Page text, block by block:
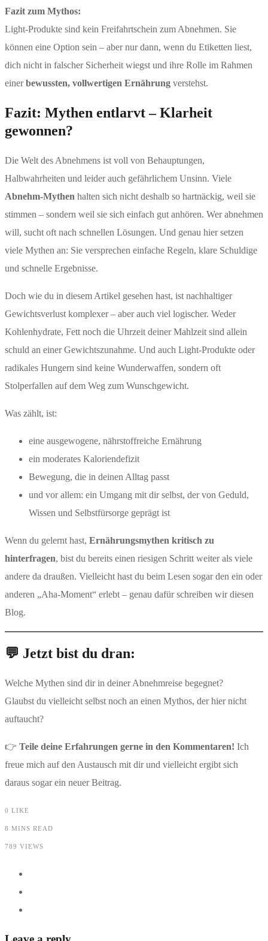
Fazit zum Mythos:
Light-Produkte sind kein Freifahrtschein zum Abnehmen. Sie
können eine Option sein – aber nur dann, wenn du Etiketten liest,
dich nicht in falscher Sicherheit wiegst und ihre Rolle im Rahmen
einerbewussten, vollwertigen Ernährung verstehst.
Fazit: Mythen entlarvt – Klarheit
gewonnen?
Die Welt des Abnehmens ist voll von Behauptungen,
Halbwahrheiten und leider auch gefährlichem Unsinn. Viele
Abnehm-Mythen halten sich nicht deshalb so hartnäckig, weil sie
stimmen – sondern weil sie sich einfach gut anhören. Wer abnehmen
will, sucht oft nach schnellen Lösungen. Und genau hier setzen
viele Mythen an: Sie versprechen einfache Regeln, klare Schuldige
und schnelle Ergebnisse.
Doch wie du in diesem Artikel gesehen hast, ist nachhaltiger
Gewichtsverlust komplexer – aber auch viel logischer. Weder
Kohlenhydrate, Fett noch die Uhrzeit deiner Mahlzeit sind allein
schuld an einer Gewichtszunahme. Und auch Light-Produkte oder
radikales Hungern sind keine Wunderwaffen, sondern oft
Stolperfallen auf dem Weg zum Wunschgewicht.
Was zählt, ist:
eine ausgewogene, nährstoffreiche Ernährung
ein moderates Kaloriendefizit
Bewegung, die in deinen Alltag passt
und vor allem: ein Umgang mit dir selbst, der von Geduld,
Wissen und Selbstfürsorge geprägt ist
Wenn du gelernt hast, Ernährungsmythen kritisch zu
hinterfragen, bist du bereits einen riesigen Schritt weiter als viele
andere da draußen. Vielleicht hast du beim Lesen sogar den ein oder
anderen „Aha-Moment“ erlebt – genau dafür schreiben wir diesen
Blog.
💬 Jetzt bist du dran:
Welche Mythen sind dir in deiner Abnehmreise begegnet?
Glaubst du vielleicht selbst noch an einen Mythos, der hier nicht
auftaucht?
👉 Teile deine Erfahrungen gerne in den Kommentaren! Ich
freue mich auf den Austausch mit dir und vielleicht ergibt sich
daraus sogar ein neuer Beitrag.
0 LIKE
8 MINS READ
789 VIEWS